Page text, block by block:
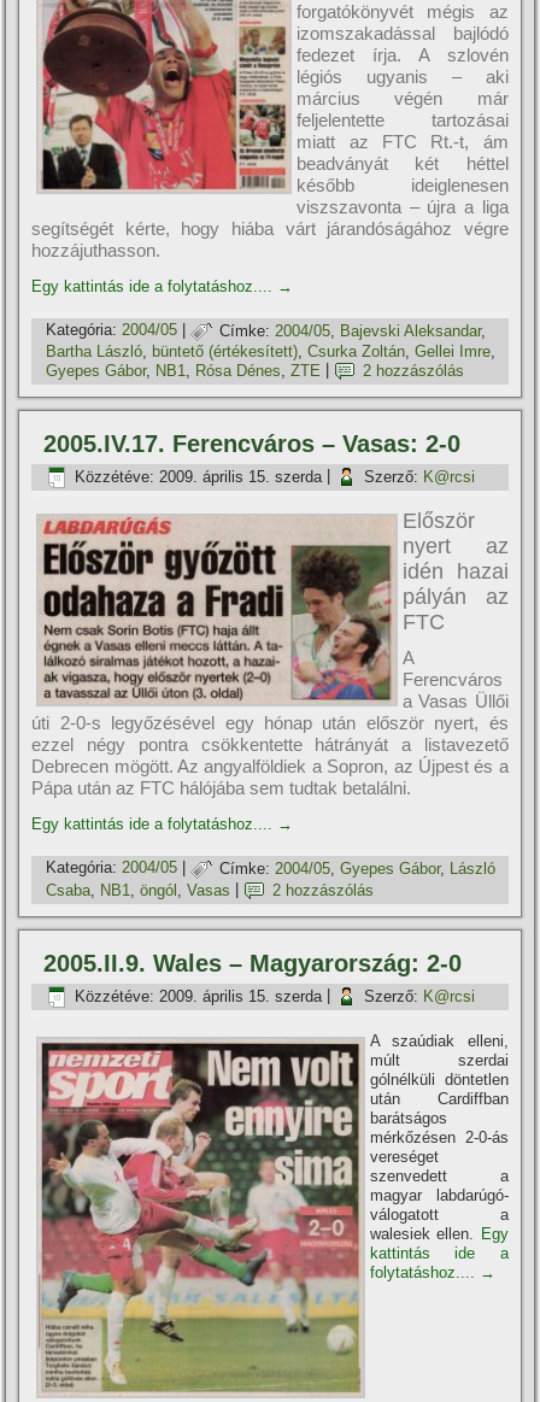
forgatókönyvét mégis az
izomszakadással bajlódó
fedezet í­rja. A szlovén
légiós ugyanis – aki
március végén már
feljelentette tartozásai
miatt az FTC Rt.-t, ám
beadványát két héttel
később ideiglenesen
viszszavonta – újra a liga
segí­tségét kérte, hogy hiába várt járandóságához végre
hozzájuthasson.
Egy kattintás ide a folytatáshoz.... →
Kategória: 2004/05 | Címke: 2004/05 Bajevski Aleksandar,
Bartha László, büntető (értékesí­tett),Csurka Zoltán,Gellei Imre,
Gyepes Gábor, NB1 Rósa Dénes ,ZTE 2 hozzászólás
2005.IV.17. Ferencváros – Vasas: 2-0
Közzétéve: 2009. április 15. szerda Szerző: K@rcsi
Először
nyert az
idén hazai
pályán az
FTC
A
Ferencváros
a Vasas Üllői
úti 2-0-s legyőzésével egy hónap után először nyert, és
ezzel négy pontra csökkentette hátrányát a listavezető
Debrecen mögött. Az angyalföldiek a Sopron, az Újpest és a
Pápa után az FTC hálójába sem tudtak betalálni.
Egy kattintás ide a folytatáshoz.... →
Kategória: 2004/05 | Címke: 2004/05 ,Gyepes Gábor, László
Csaba NB1 ,öngól ,Vasas 2 hozzászólás
2005.II.9. Wales – Magyarország: 2-0
Közzétéve: 2009. április 15. szerda Szerző: K@rcsi
A szaúdiak elleni,
múlt szerdai
gólnélküli döntetlen
után Cardiffban
barátságos
mérkőzésen 2-0-ás
vereséget
szenvedett a
magyar labdarúgó-
válogatott a
walesiek ellen. Egy
kattintás ide a
folytatáshoz.... →